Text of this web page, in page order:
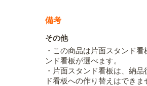
備考
その他
・この商品は片面スタンド看
ンド看板が選べます。
・片面スタンド看板は、納
ド看板への作り替えはできま